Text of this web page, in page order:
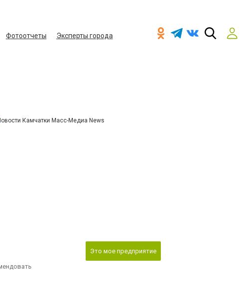
Фотоотчеты
Эксперты города
Камчатки Масс-Медиа News
Это мое предприятие